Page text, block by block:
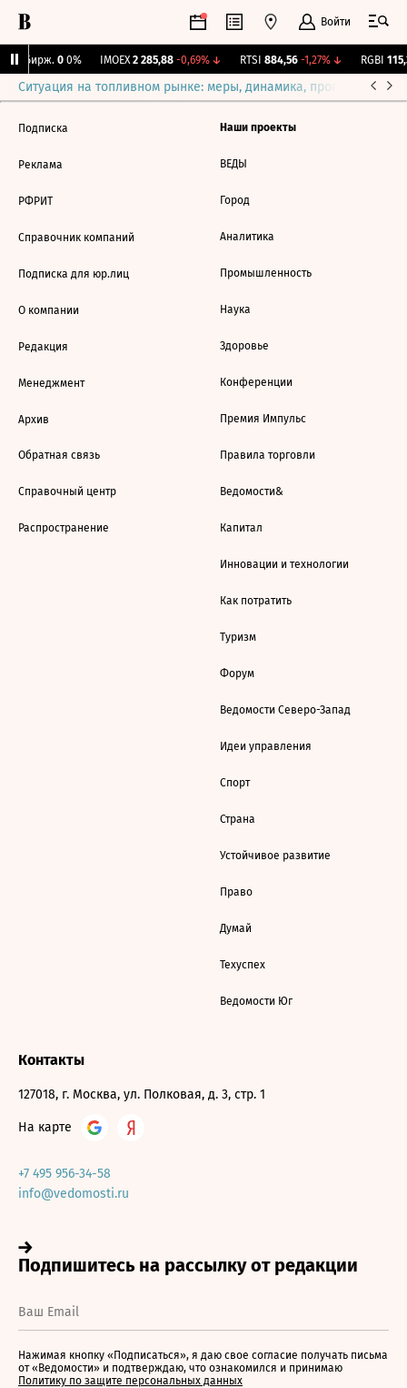
Войти
Бирж. 0 0% IMOEX 2 285,88 -0,69%↓ RTSI 884,56 -1,27%↓ RGBI
Ситуация на топливном рынке: меры, динамика, прогнозы
Подписка
Реклама
РФРИТ
Справочник компаний
Подписка для юр.лиц
О компании
Редакция
Менеджмент
Архив
Обратная связь
Справочный центр
Распространение
Наши проекты
ВЕДЫ
Город
Аналитика
Промышленность
Наука
Здоровье
Конференции
Премия Импульс
Правила торговли
Ведомости&
Капитал
Инновации и технологии
Как потратить
Туризм
Форум
Ведомости Северо-Запад
Идеи управления
Спорт
Страна
Устойчивое развитие
Право
Думай
Техуспех
Ведомости Юг
Контакты
127018, г. Москва, ул. Полковая, д. 3, стр. 1
На карте
+7 495 956-34-58
info@vedomosti.ru
Нажимая кнопку «Подписаться», я даю свое согласие получать письма
от «Ведомости» и подтверждаю, что ознакомился и принимаю
Политику по защите персональных данных